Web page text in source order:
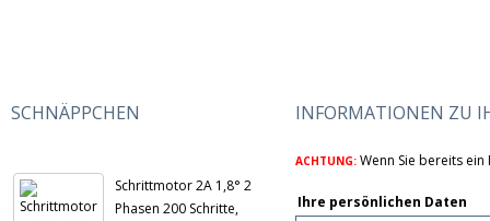
SCHNÄPPCHEN
Schrittmotor 2A 1,8° 2
Phasen 200 Schritte,
INFORMATIONEN ZU
ACHTUNG: Wenn Sie bereits
Ihre persönlichen Daten